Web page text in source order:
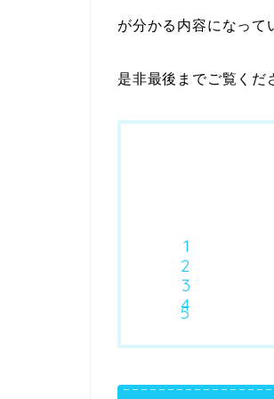
が分かる内容になって
是非最後までご覧くだ